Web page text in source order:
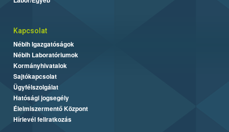
Kapcsolat
Nébih Igazgatóságok
Nébih Laboratóriumok
Kormányhivatalok
Sajtókapcsolat
Ügyfélszolgálat
Hatósági jogsegély
Élelmiszermentő Központ
Hírlevél feliratkozás